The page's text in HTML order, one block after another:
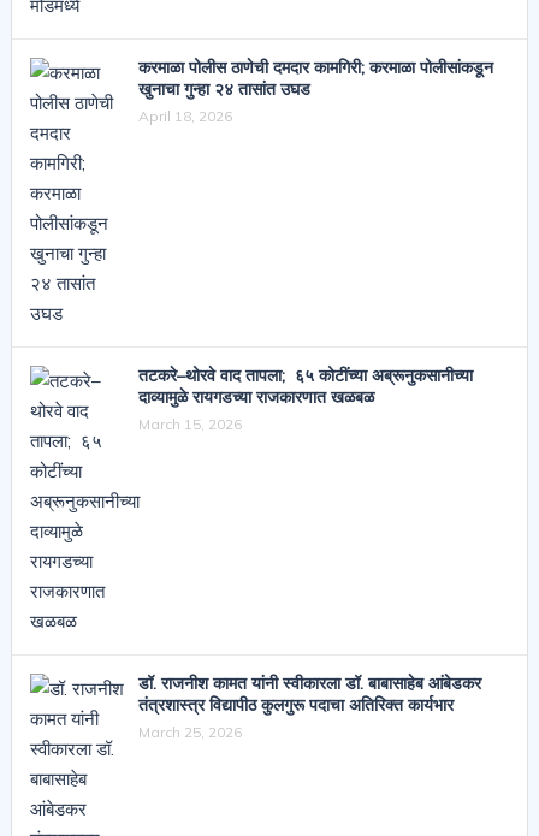
करमाळा पोलीस ठाणेची दमदार कामगिरी; करमाळा पोलीसांकडून
खुनाचा गुन्हा २४ तासांत उघड
April 18, 2026
तटकरे–थोरवे वाद तापला; ६५ कोटींच्या अब्रूनुकसानीच्या
दाव्यामुळे रायगडच्या राजकारणात खळबळ
March 15, 2026
डॉ. राजनीश कामत यांनी स्वीकारला डॉ. बाबासाहेब आंबेडकर
तंत्रशास्त्र विद्यापीठ कुलगुरू पदाचा अतिरिक्त कार्यभार
March 25, 2026